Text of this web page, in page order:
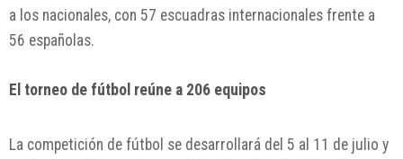
a los nacionales, con 57 escuadras internacionales frente a
56 españolas.
El torneo de fútbol reúne a 206 equipos
La competición de fútbol se desarrollará del 5 al 11 de julio y